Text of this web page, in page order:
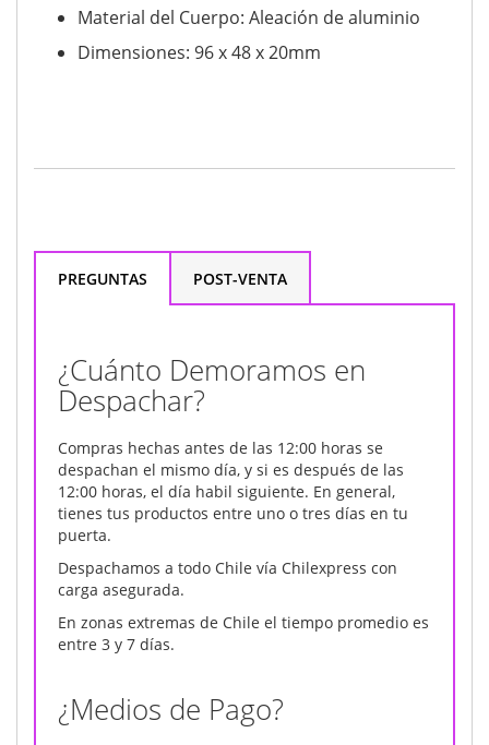
Material del Cuerpo: Aleación de aluminio
Dimensiones: 96 x 48 x 20mm
PREGUNTAS POST-VENTA
¿Cuánto Demoramos en
Despachar?
Compras hechas antes de las 12:00 horas se
despachan el mismo día, y si es después de las
12:00 horas, el día habil siguiente. En general,
tienes tus productos entre uno o tres días en tu
puerta.
Despachamos a todo Chile vía Chilexpress con
carga asegurada.
En zonas extremas de Chile el tiempo promedio es
entre 3 y 7 días.
¿Medios de Pago?